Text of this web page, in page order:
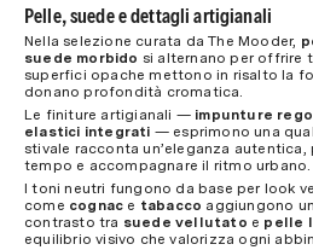
Pelle, suede e dettagli artigianali
Nella selezione curata da The Mooder,
suede morbido si alternano per offrire
superfici opache mettono in risalto la
donano profondità cromatica.
Le finiture artigianali — impunture
elastici integrati — esprimono una
stivale racconta un’eleganza autentica,
tempo e accompagnare il ritmo urbano.
I toni neutri fungono da base per look
come cognac e tabacco aggiungono
contrasto tra suede vellutato e pelle
equilibrio visivo che valorizza ogni